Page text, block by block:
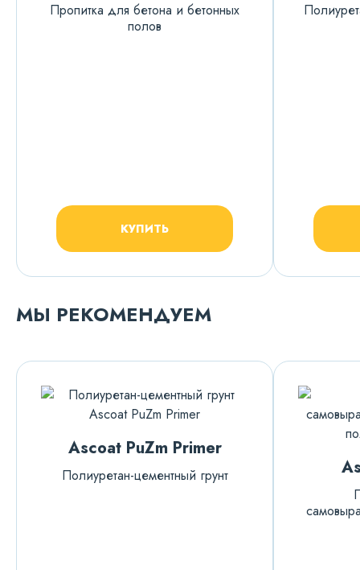
Пропитка для бетона и бетонных
полов
КУПИТЬ
МЫ РЕКОМЕНДУЕМ
Ascoat PuZm Primer
Полиуретан-цементный грунт